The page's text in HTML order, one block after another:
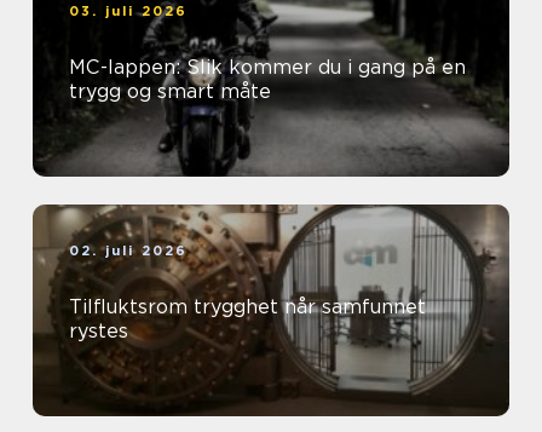
03. juli 2026
MC-lappen: Slik kommer du i gang på en
trygg og smart måte
02. juli 2026
Tilfluktsrom trygghet når samfunnet
rystes